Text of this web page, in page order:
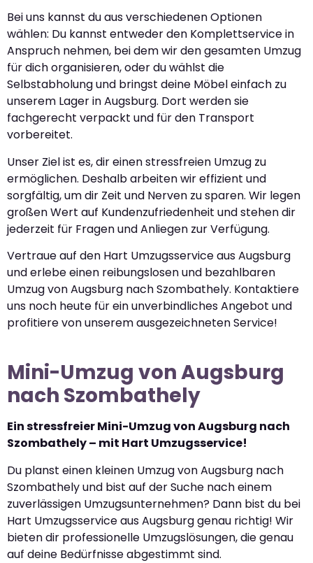
Bei uns kannst du aus verschiedenen Optionen
wählen: Du kannst entweder den Komplettservice in
Anspruch nehmen, bei dem wir den gesamten Umzug
für dich organisieren, oder du wählst die
Selbstabholung und bringst deine Möbel einfach zu
unserem Lager in Augsburg. Dort werden sie
fachgerecht verpackt und für den Transport
vorbereitet.
Unser Ziel ist es, dir einen stressfreien Umzug zu
ermöglichen. Deshalb arbeiten wir effizient und
sorgfältig, um dir Zeit und Nerven zu sparen. Wir legen
großen Wert auf Kundenzufriedenheit und stehen dir
jederzeit für Fragen und Anliegen zur Verfügung.
Vertraue auf den Hart Umzugsservice aus Augsburg
und erlebe einen reibungslosen und bezahlbaren
Umzug von Augsburg nach Szombathely. Kontaktiere
uns noch heute für ein unverbindliches Angebot und
profitiere von unserem ausgezeichneten Service!
Mini-Umzug von Augsburg
nach Szombathely
Ein stressfreier Mini-Umzug von Augsburg nach
Szombathely – mit Hart Umzugsservice!
Du planst einen kleinen Umzug von Augsburg nach
Szombathely und bist auf der Suche nach einem
zuverlässigen Umzugsunternehmen? Dann bist du bei
Hart Umzugsservice aus Augsburg genau richtig! Wir
bieten dir professionelle Umzugslösungen, die genau
auf deine Bedürfnisse abgestimmt sind.